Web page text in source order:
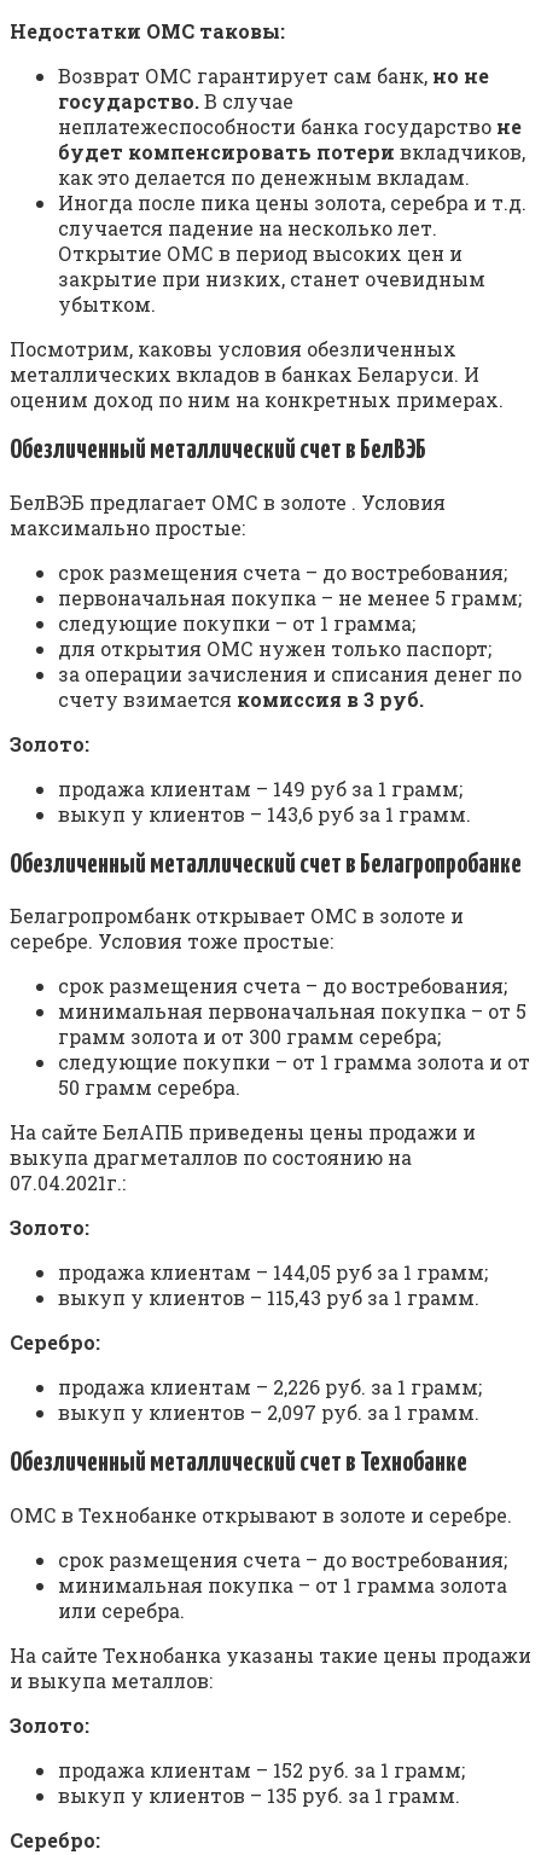
Недостатки ОМС таковы:
Возврат ОМС гарантирует сам банк, но не
государство.В случае
неплатежеспособности банка государство не
будет компенсировать потери вкладчиков,
как это делается по денежным вкладам.
Иногда после пика цены золота, серебра и т.д.
случается падение на несколько лет.
Открытие ОМС в период высоких цен и
закрытие при низких, станет очевидным
убытком.
Посмотрим, каковы условия обезличенных
металлических вкладов в банках Беларуси. И
оценим доход по ним на конкретных примерах.
Обезличенный металлический счет в БелВЭБ
БелВЭБ предлагает ОМС в золоте . Условия
максимально простые:
срок размещения счета – до востребования;
первоначальная покупка – не менее 5 грамм;
следующие покупки – от 1 грамма;
для открытия ОМС нужен только паспорт;
за операции зачисления и списания денег по
счету взимается комиссия в 3 руб.
Золото:
продажа клиентам – 149 руб за 1 грамм;
выкуп у клиентов – 143,6 руб за 1 грамм.
Обезличенный металлический счет в Белагропробанке
Белагропромбанк открывает ОМС в золоте и
серебре. Условия тоже простые:
срок размещения счета – до востребования;
минимальная первоначальная покупка – от 5
грамм золота и от 300 грамм серебра;
следующие покупки – от 1 грамма золота и от
50 грамм серебра.
На сайте БелАПБ приведены цены продажи и
выкупа драгметаллов по состоянию на
07.04.2021г.:
Золото:
продажа клиентам – 144,05 руб за 1 грамм;
выкуп у клиентов – 115,43 руб за 1 грамм.
Серебро:
продажа клиентам – 2,226 руб. за 1 грамм;
выкуп у клиентов – 2,097 руб. за 1 грамм.
Обезличенный металлический счет в Технобанке
ОМС в Технобанке открывают в золоте и серебре.
срок размещения счета – до востребования;
минимальная покупка – от 1 грамма золота
или серебра.
На сайте Технобанка указаны такие цены продажи
и выкупа металлов:
Золото:
продажа клиентам – 152 руб. за 1 грамм;
выкуп у клиентов – 135 руб. за 1 грамм.
Серебро: